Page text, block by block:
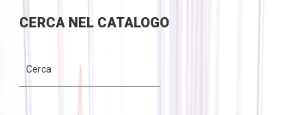
CERCANEL CATALOGO